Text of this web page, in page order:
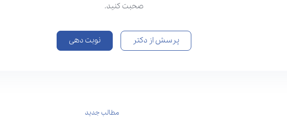
صحبت کنید.
پرسش از دکتر نوبت دهی
مطالب جدید